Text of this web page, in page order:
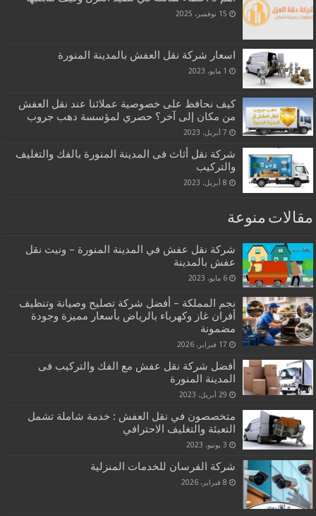
15 نوفمبر، 2025
اسعار شركة نقل العفش بالمدينة المنورة
1 مايو، 2023
كيف نحافظ على خصوصية عملائنا عند نقل العفش
من مكان إلى آخر؟ حصري لمؤسسة دهب جروب
7 أبريل، 2023
شركة نقل أثاث فى المدينة المنورة بالفك والتغليف
والتركيب
8 أبريل، 2023
مقالات منوعة
شركة نقل عفش في المدينة المنورة – ونيت نقل
عفش بالمدينة
6 مايو، 2023
نجم المملكة – أفضل شركة تصليح وصيانة وتنظيف
أفران غاز وكهرباء بالرياض بأسعار مميزة وجودة
مضمونة
17 فبراير، 2026
أفضل شركة نقل عفش مع الفك والتركيب فى
المدينة المنورة
29 أبريل، 2023
متخصصون في نقل العفش : خدمة شاملة تشمل
التعبئة والتغليف الاحترافي
3 يونيو، 2023
شركة الفرسان للخدمات المنزلية
8 فبراير، 2026